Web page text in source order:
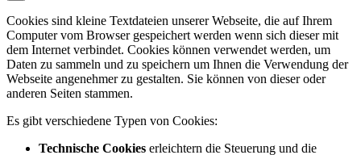
Cookies sind kleine Textdateien unserer Webseite, die auf Ihrem
Computer vom Browser gespeichert werden wenn sich dieser mit
dem Internet verbindet. Cookies können verwendet werden, um
Daten zu sammeln und zu speichern um Ihnen die Verwendung der
Webseite angenehmer zu gestalten. Sie können von dieser oder
anderen Seiten stammen.
Es gibt verschiedene Typen von Cookies:
Technische Cookies erleichtern die Steuerung und die